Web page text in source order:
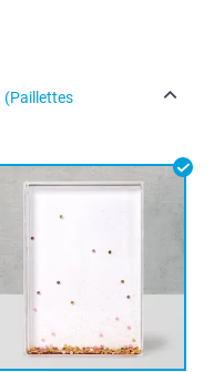
(Paillettes